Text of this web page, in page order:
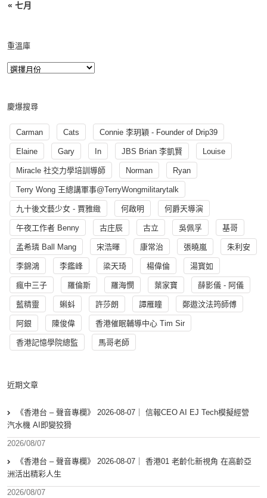
« 七月
重溫庫
慶爆搜尋
Carman Cats Connie 李玥穎 - Founder of Drip39
Elaine Gary In JBS Brian 李凱賢 Louise
Miracle 社交力學培訓導師 Norman Ryan
Terry Wong 王總講軍事@TerryWongmilitarytalk
九十後文藝少女 - 賈雅緻 何啟明 何爵天導演
午夜工作者 Benny 古庄辰 古立 吳佩孚 基哥
孟希璘 Ball Mang 宋浩暉 康常治 張曉嵐 朱利安
李錦鴻 李鑑峰 梁天琦 楊偉倫 湯寳如
瘋中三子 羅倫斯 羅海憫 葉家寶 薛影儀 - 阿儀
藍精靈 蝌蚪 許莎朗 譚雁瞳 鄭遨汶法筠師傅
阿銀 陳俊偉 香港催眠輔導中心 Tim Sir
香港記憶學院總監 馬哥老師
近期文章
《香港台 – 聲音專欄》 2026-08-07｜ 信報CEO AI EJ Tech模擬經營
汽水機 AI即變狡猾
2026/08/07
《香港台 – 聲音專欄》 2026-08-07｜ 香港01 老齡化新視角 在高齡亞
洲活出精彩人生
2026/08/07